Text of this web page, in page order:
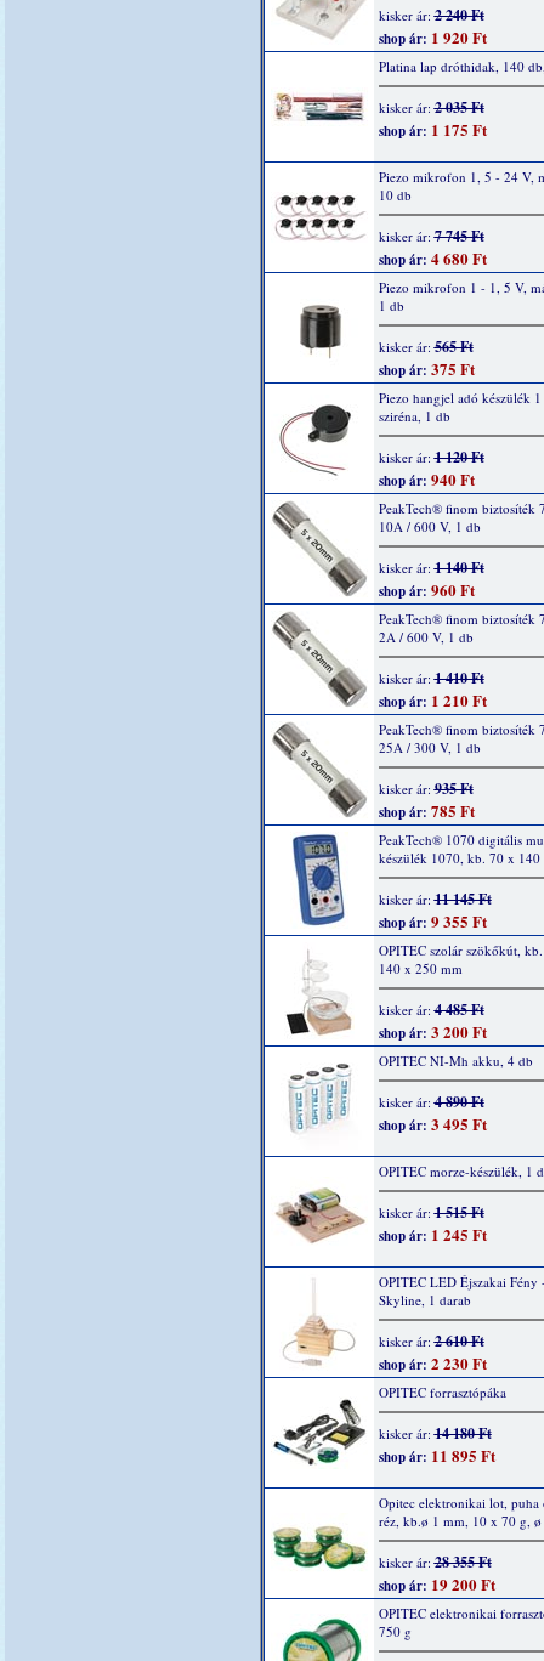
kisker ár:2 240 Ft
shop ár: 1 920 Ft
Platina lap dróthidak, 140
kisker ár:2 035 Ft
shop ár: 1 175 Ft
Piezo mikrofon 1, 5 - 24 V,
10 db
kisker ár:7 745 Ft
shop ár: 4 680 Ft
Piezo mikrofon 1 - 1, 5 V,
1 db
kisker ár:565 Ft
shop ár: 375 Ft
Piezo hangjel adó készülék
sziréna, 1 db
kisker ár:1 120 Ft
shop ár: 940 Ft
PeakTech® finom biztosíték
10A / 600 V, 1 db
kisker ár:1 140 Ft
shop ár: 960 Ft
PeakTech® finom biztosíték
2A / 600 V, 1 db
kisker ár:1 410 Ft
shop ár: 1 210 Ft
PeakTech® finom biztosíték
25A / 300 V, 1 db
kisker ár:935 Ft
shop ár: 785 Ft
PeakTech® 1070 digitális
készülék 1070, kb. 70 x
kisker ár:11 145 Ft
shop ár: 9 355 Ft
OPITEC szolár szökőkút,
140 x 250 mm
kisker ár:4 485 Ft
shop ár: 3 200 Ft
OPITEC NI-Mh akku, 4 db
kisker ár:4 890 Ft
shop ár: 3 495 Ft
OPITEC morze-készülék, 1
kisker ár:1 515 Ft
shop ár: 1 245 Ft
OPITEC LED Éjszakai Fény
Skyline, 1 darab
kisker ár:2 610 Ft
shop ár: 2 230 Ft
OPITEC forrasztópáka
kisker ár:14 180 Ft
shop ár: 11 895 Ft
Opitec elektronikai lot, puha
réz, kb.ø 1 mm, 10 x 70 g,
kisker ár:28 355 Ft
shop ár: 19 200 Ft
OPITEC elektronikai
750 g